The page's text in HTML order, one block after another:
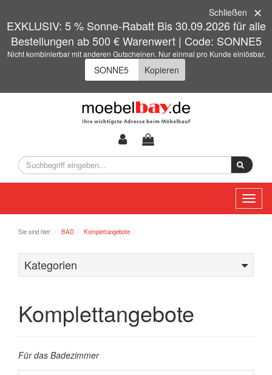
EXKLUSIV: 5 % Sonne-Rabatt Bis 30.09.2026 für alle
Bestellungen ab 500 € Warenwert | Code: SONNE5
Nicht kombinierbar mit anderen Gutscheinen. Nur einmal pro Kunde einlösbar.
Kopieren
Schließen
Sie sind hier: BAD Komplettangebote
Kategorien
Komplettangebote
Für das Badezimmer